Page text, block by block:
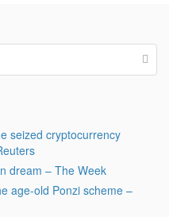
seized cryptocurrency
dream – The Week
age-old Ponzi scheme –